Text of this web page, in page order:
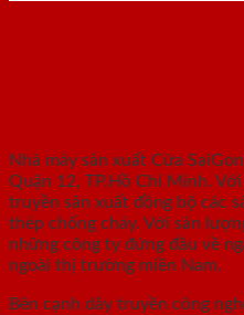
Nhà máy sản xuất Cửa
Quận 12, TP.Hồ Chí Minh.
truyền sản xuất đồng bộ các
thép chống cháy. Với sản
những công ty đứng đầu về
ngoài thị trường miền Nam.
Bên cạnh dây truyền công